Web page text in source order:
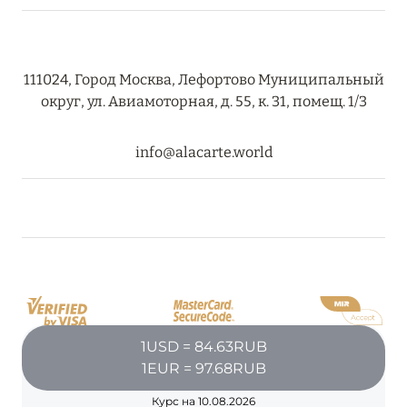
111024, Город Москва, Лефортово Муниципальный
округ, ул. Авиамоторная, д. 55, к. 31, помещ. 1/3
info@alacarte.world
1USD = 84.63RUB
1EUR = 97.68RUB
Курс на 10.08.2026